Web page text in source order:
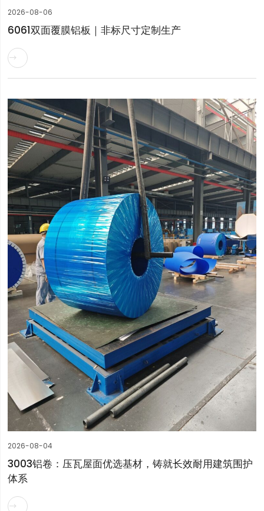
2026-08-06
6061双面覆膜铝板｜非标尺寸定制生产

2026-08-04
3003铝卷：压瓦屋面优选基材，铸就长效耐用建筑围护
体系
